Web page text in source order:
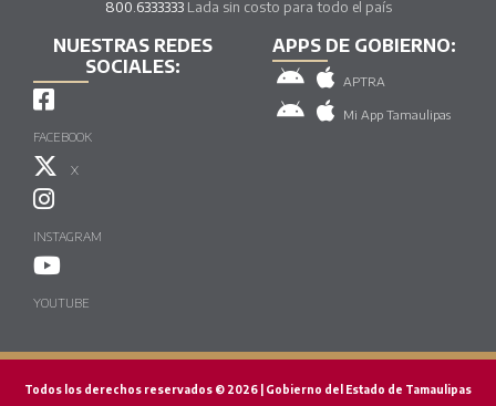
800.6333333Lada sin costo para todo el país
NUESTRAS REDES
SOCIALES:
FACEBOOK
X
INSTAGRAM
YOUTUBE
APPS DE GOBIERNO:
APTRA
Mi App Tamaulipas
Todos los derechos reservados © 2026 | Gobierno del Estado de Tamaulipas